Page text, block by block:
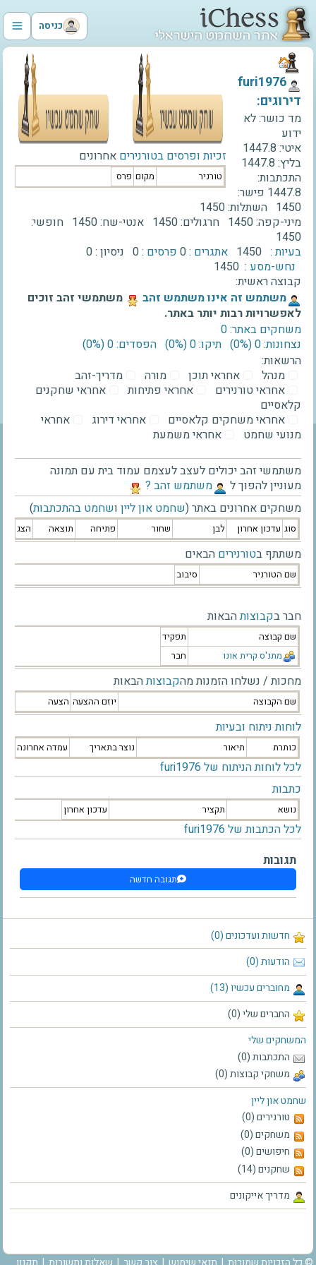
כניסה
חדשות ועדכונים (0)
הודעות (0)
מחוברים עכשיו (13)
החברים שלי (0)
המשחקים שלי
התכתבות (0)
משחקי קבוצות (0)
שחמט און ליין
טורנירים (0)
משחקים (0)
חיפושים (0)
שחקנים (14)
מדריך אייקונים
זכיות ופרסים בטורנירים אחרונים
טורניר מקום פרס
‫furi1976‬
דירוגים:
מד כושר:לא
ידוע
איטי: 1447.8
בליץ: 1447.8
התכתבות:
1447.8 פישר:
1450 השתלות:1450
מיני-קפה:1450 חרגולים:1450 אנטי-שח:1450 חופשי:
1450
בעיות : 1450 אתגרים :0 פרסים :0 ניסיון :0
נחש-מסע : 1450
קבוצה ראשית:
‫משתמש זה אינו משתמש זהב‬
משתמשי זהב זוכים
לאפשרויות רבות יותר באתר.
משחקים באתר: 0
נצחונות: 0 ‫(0%)‬
תיקו: 0 ‫(0%)‬
הפסדים: 0 ‫(0%)‬
הרשאות:
מנהל
אחראי תוכן מורה
מדריך-זהב
אחראי טורנירים
אחראי פתיחות
אחראי שחקנים
קלאסיים
אחראי משחקים קלאסיים
אחראי דירוג
אחראי
מנועי שחמט
אחראי משמעת
משתמשי זהב יכולים לעצב לעצמם עמוד בית עם תמונה
מעוניין להפוך ל
‫משתמש זהב ?‬
משחקים אחרונים באתר (שחמט און ליין ושחמט בהתכתבות)
סוג עדכון אחרון לבן שחור פתיחה תוצאה הצג
משתתף בטורנירים הבאים
שם הטורניר סיבוב
חבר בקבוצותהבאות
שם קבוצה
תפקיד
מתנ'ס קרית אונו
חבר
מחכות / נשלחו הזמנות מהקבוצותהבאות
שם הקבוצה יוזם ההצעה הצעה
לוחות ניתוח ובעיות
כותרת תיאור נוצר בתאריך עמדה אחרונה
לכל לוחות הניתוח של furi1976
כתבות
נושא תקציר עדכון אחרון
לכל הכתבות של furi1976
תגובות
תגובה חדשה